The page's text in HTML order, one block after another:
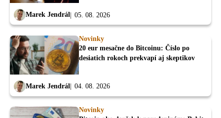
Marek Jendrál 05. 08. 2026
Novinky
20 eur mesačne do Bitcoinu: Číslo po
desiatich rokoch prekvapí aj skeptikov
Marek Jendrál 04. 08. 2026
Novinky